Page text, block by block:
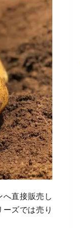
へ直接販売し
ズでは売り